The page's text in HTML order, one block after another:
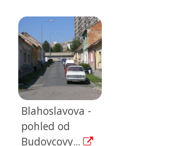
Blahoslavova -
pohled od
Budovcovy...